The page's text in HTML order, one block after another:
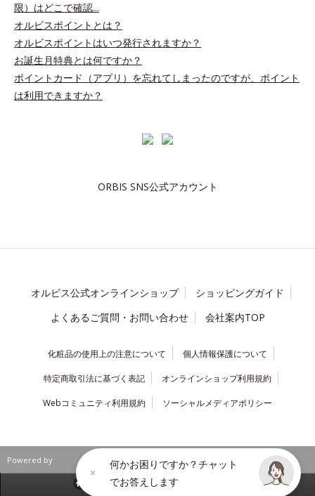
限）はどこで確認...
オルビスポイントとは？
オルビスポイントはいつ発行されますか？
お誕生月特典とは何ですか？
ポイントカード（アプリ）を忘れてしまったのですが、ポイント
は利用できますか？
ORBIS SNS公式アカウント
オルビス公式オンラインショップ
ショッピングガイド
よくあるご質問・お問い合わせ
会社案内TOP
化粧品の使用上の注意について 個人情報保護について
特定商取引法に基づく表記 オンラインショップ利用規約
Webコミュニティ利用規約 ソーシャルメディアポリシー
Powered by
何かお困りですか？チャット
でお答えします